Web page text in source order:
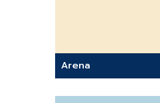
Arena